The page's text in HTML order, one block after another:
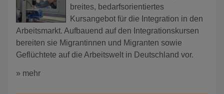
breites, bedarfsorientiertes
Kursangebot für die Integration in den
Arbeitsmarkt. Aufbauend auf den Integrationskursen
bereiten sie Migrantinnen und Migranten sowie
Geflüchtete auf die Arbeitswelt in Deutschland vor.
» mehr